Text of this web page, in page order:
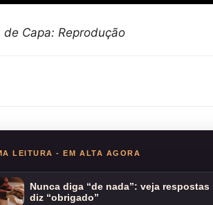
de Capa: Reprodução
LEITURA - EM ALTA AGORA
Nunca diga “de nada”: veja
diz “obrigado”